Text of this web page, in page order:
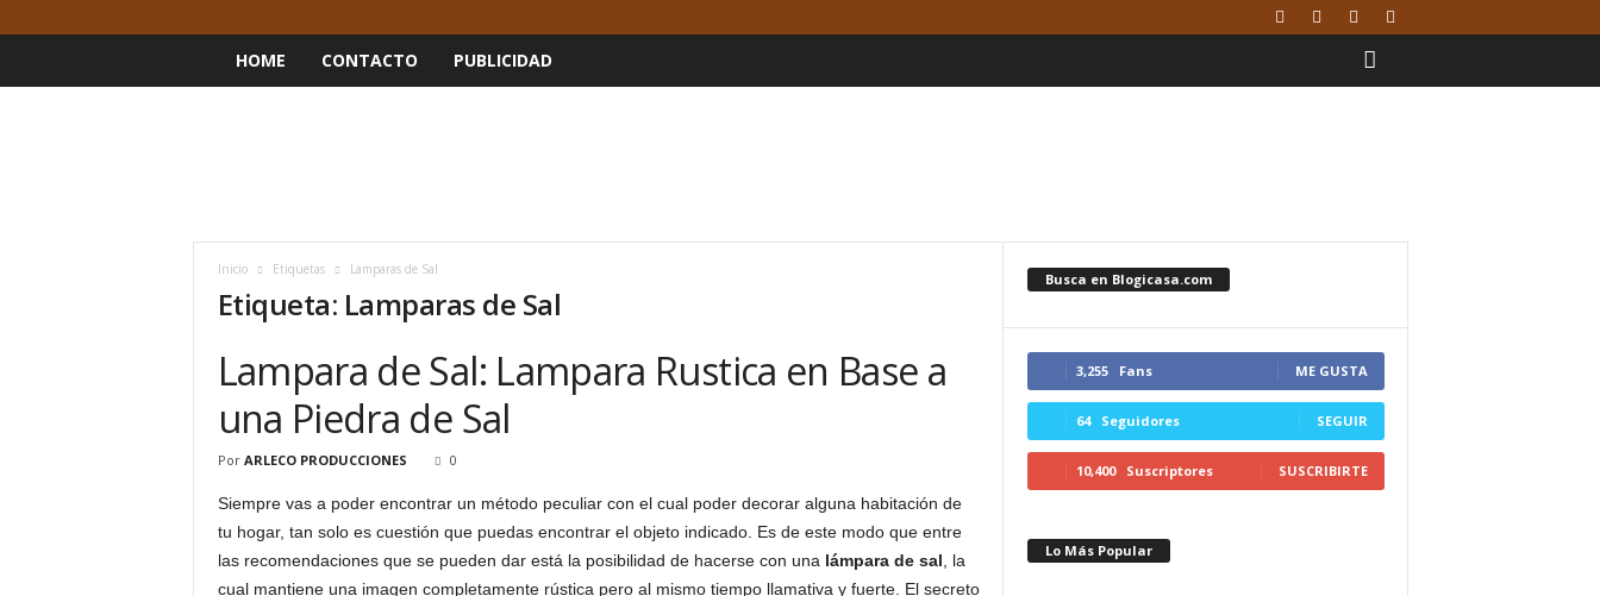
HOME CONTACTO PUBLICIDAD
Inicio Etiquetas Lamparas de Sal
Etiqueta: Lamparas de Sal
Lampara de Sal: Lampara Rustica en Base a
una Piedra de Sal
Por ARLECO PRODUCCIONES 0
Siempre vas a poder encontrar un método peculiar con el cual poder decorar alguna habitación de
tu hogar, tan solo es cuestión que puedas encontrar el objeto indicado. Es de este modo que entre
las recomendaciones que se pueden dar está la posibilidad de hacerse con una lámpara de sal , la
cual mantiene una imagen completamente rústica pero al mismo tiempo llamativa y fuerte. El secreto
Busca en Blogicasa.com
3,255 Fans ME GUSTA
64 Seguidores SEGUIR
10,400 Suscriptores SUSCRIBIRTE
Lo Más Popular